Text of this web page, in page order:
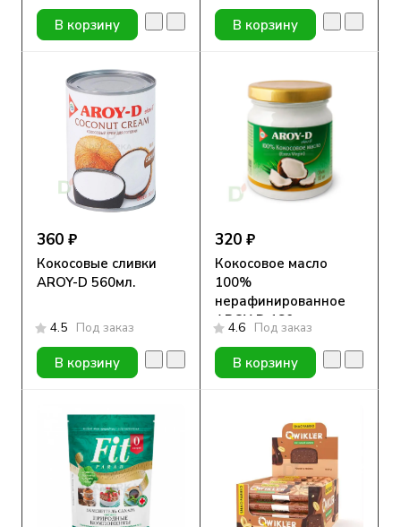
В корзину В корзину
360 ₽
Кокосовые сливки
AROY-D 560мл.
4.5 Под заказ
В корзину
320 ₽
Кокосовое масло
100%
нерафинированное
AROY-D 180мл.
4.6 Под заказ
В корзину